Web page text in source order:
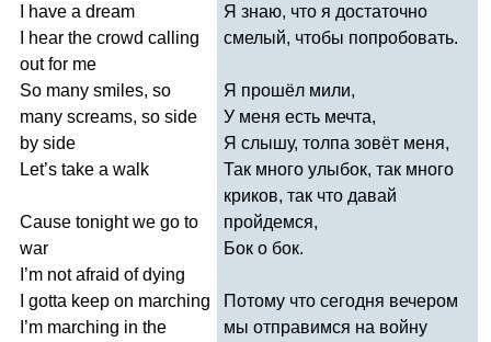
have a dream
hear the crowd calling
out for me
So many smiles, so
many screams, so side
by side
Let’s take a walk
Cause tonight we go to
war
’m not afraid of dying
gotta keep on marching
’m marching in the
Я знаю, что я достаточно
смелый, чтобы попробовать.
Я прошёл мили,
У меня есть мечта,
Я слышу, толпа зовёт меня,
Так много улыбок, так много
криков, так что давай
пройдемся,
Бок о бок.
Потому что сегодня вечером
мы отправимся на войну